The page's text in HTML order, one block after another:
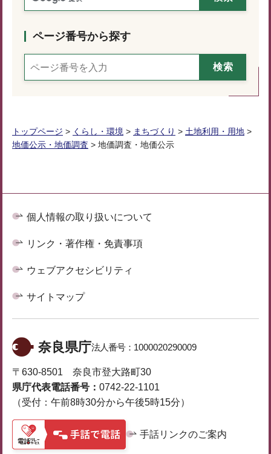
ページ番号から探す
トップページ > くらし・環境 > まちづくり > 土地利用・用地 >
地価公示・地価調査 > 地価調査・地価公示
個人情報の取り扱いについて
リンク・著作権・免責事項
ウェブアクセシビリティ
サイトマップ
奈良県庁法人番号： 1000020290009
〒630-8501 奈良市登大路町30
県庁代表電話番号： 0742-22-1101
（受付：午前8時30分から午後5時15分）
手話リンクのご案内